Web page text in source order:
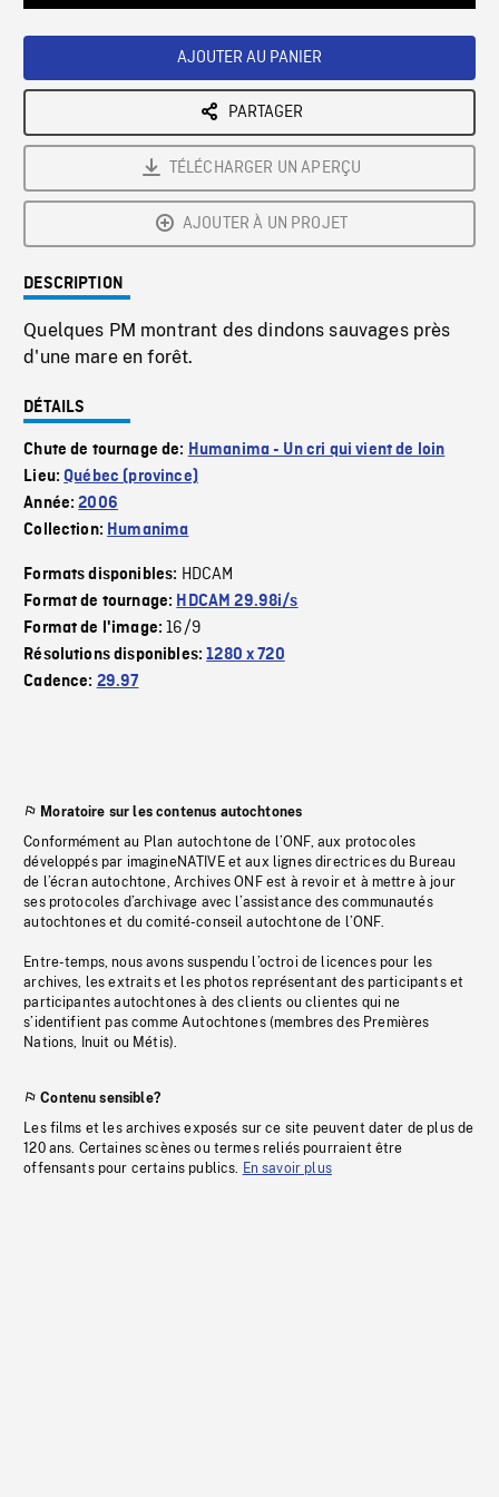
AJOUTER AU PANIER
PARTAGER
TÉLÉCHARGER UN APERÇU
AJOUTER À UN PROJET
DESCRIPTION
Quelques PM montrant des dindons sauvages près
d'une mare en forêt.
DÉTAILS
Chute de tournage de: Humanima - Un cri qui vient de loin
Lieu:Québec (province)
Année:2006
Collection: Humanima
Formats disponibles: HDCAM
Format de tournage: HDCAM 29.98i/s
Format de l'image:16/9
Résolutions disponibles:1280 x 720
Cadence: 29.97
Moratoire sur les contenus autochtones
Conformément au Plan autochtone de l’ONF, aux protocoles
développés par imagineNATIVE et aux lignes directrices du Bureau
de l’écran autochtone, Archives ONF est à revoir et à mettre à jour
ses protocoles d’archivage avec l’assistance des communautés
autochtones et du comité-conseil autochtone de l’ONF.
Entre-temps, nous avons suspendu l’octroi de licences pour les
archives, les extraits et les photos représentant des participants et
participantes autochtones à des clients ou clientes qui ne
s’identifient pas comme Autochtones (membres des Premières
Nations, Inuit ou Métis).
Contenu sensible?
Les films et les archives exposés sur ce site peuvent dater de plus de
120 ans. Certaines scènes ou termes reliés pourraient être
offensants pour certains publics. En savoir plus